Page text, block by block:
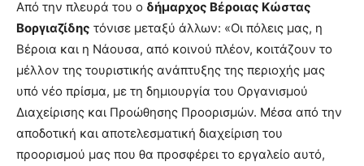
Από την πλευρά του ο δήμαρχος Βέροιας Κώστας
Βοργιαζίδης τόνισε μεταξύ άλλων: «Οι πόλεις μας, η
Βέροια και η Νάουσα, από κοινού πλέον, κοιτάζουν το
μέλλον της τουριστικής ανάπτυξης της περιοχής μας
υπό νέο πρίσμα, με τη δημιουργία του Οργανισμού
Διαχείρισης και Προώθησης Προορισμών. Μέσα από την
αποδοτική και αποτελεσματική διαχείριση του
προορισμού μας που θα προσφέρει το εργαλείο αυτό,